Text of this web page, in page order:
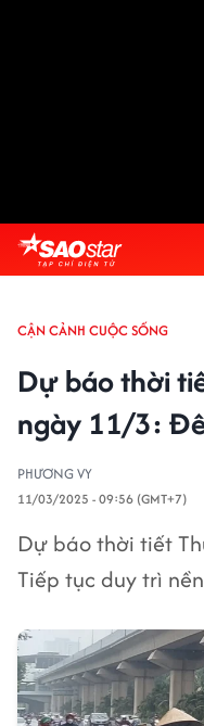
CẬN CẢNH CUỘC SỐNG
Dự báo thời
ngày 11/3:
PHƯƠNG VY
11/03/2025 - 09:56 (GMT+7)
Dự báo thời tiết
Tiếp tục duy trì